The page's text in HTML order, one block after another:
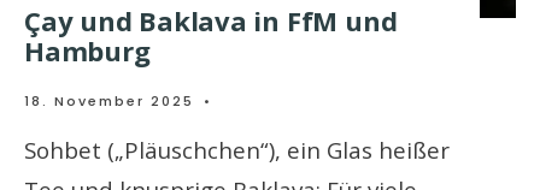
Çay und Baklava in FfM und
Hamburg
18. November 2025 •
Sohbet („Pläuschchen“), ein Glas heißer